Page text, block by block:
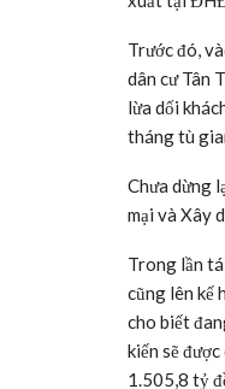
Xét khoảng
chứng
công ty
Còn trong
tăng giá là
nhà đầu tư.
đón nhận